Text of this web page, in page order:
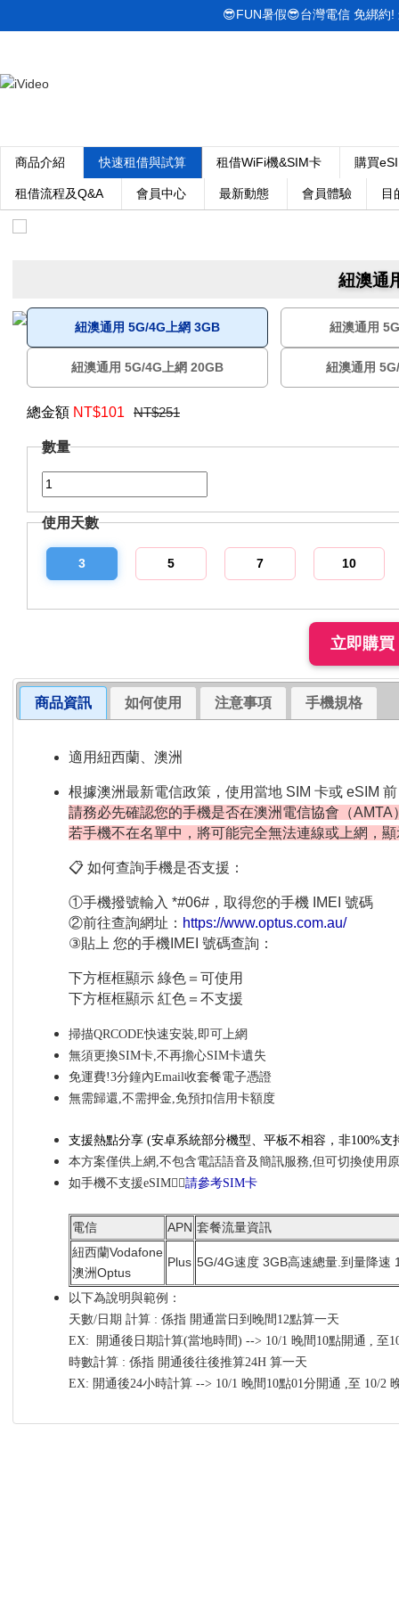
商品介紹 快速租借與試算 租借WiFi機&SIM卡 購買
租借流程及Q&A 會員中心 最新動態 會員體驗 目
😎FUN暑假😎台灣電信 免綁約
紐澳通
紐澳通用 5G/4G上網 3GB 紐澳通用
紐澳通用 5G/4G上網 20GB 紐澳通用
總金額 NT$101 NT$251
數量
使用天數
3 5 7 10
商品資訊 如何使用 注意事項 手機規格
適用紐西蘭、澳洲
根據澳洲最新電信政策，使用當地 SIM 卡或 eSIM
請務必先確認您的手機是否在澳洲電信協會（AMTA
若手機不在名單中，將可能完全無法連線或上網，
📋 如何查詢手機是否支援：
①手機撥號輸入 *#06#，取得您的手機 IMEI 號碼
②前往查詢網址： https://www.optus.com.au/
③貼上 您的手機IMEI 號碼查詢：
下方框框顯示 綠色＝可使用
下方框框顯示 紅色＝不支援
掃描QRCODE快速安裝,即可上網
無須更換SIM卡,不再擔心SIM卡遺失
免運費!3分鐘內Email收套餐電子憑證
無需歸還,不需押金,免預扣信用卡額度
支援熱點分享 (安卓系統部分機型、平板不相容，非100%支
本方案僅供上網,不包含電話語音及簡訊服務,但可切換使用
如手機不支援eSIM👉🏼請參考SIM卡
電信 APN 套餐流量資訊
紐西蘭Vodafone
澳洲Optus
Plus 5G/4G速度 3GB高速總量.到量降速
以下為說明與範例：
天數/日期 計算 : 係指 開通當日到晚間12點算一天
EX: 開通後日期計算(當地時間) --> 10/1 晚間10點開通 , 至
時數計算 : 係指 開通後往後推算24H 算一天
EX: 開通後24小時計算 --> 10/1 晚間10點01分開通 ,至 10/2